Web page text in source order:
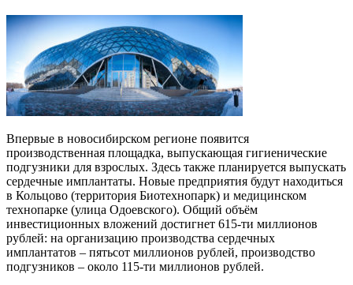
Впервые в новосибирском регионе появится
производственная площадка, выпускающая гигиенические
подгузники для взрослых. Здесь также планируется выпускать
сердечные имплантаты. Новые предприятия будут находиться
в Кольцово (территория Биотехнопарк) и медицинском
технопарке (улица Одоевского). Общий объём
инвестиционных вложений достигнет 615-ти миллионов
рублей: на организацию производства сердечных
имплантатов – пятьсот миллионов рублей, производство
подгузников – около 115-ти миллионов рублей.